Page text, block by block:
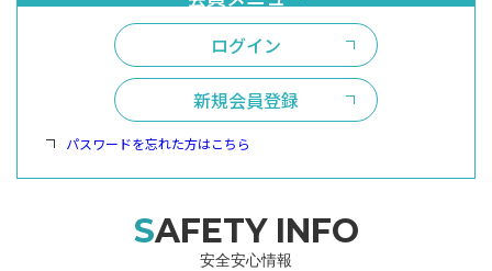
ログイン
新規会員登録
パスワードを忘れた方はこちら
SAFETY INFO
安全安心情報